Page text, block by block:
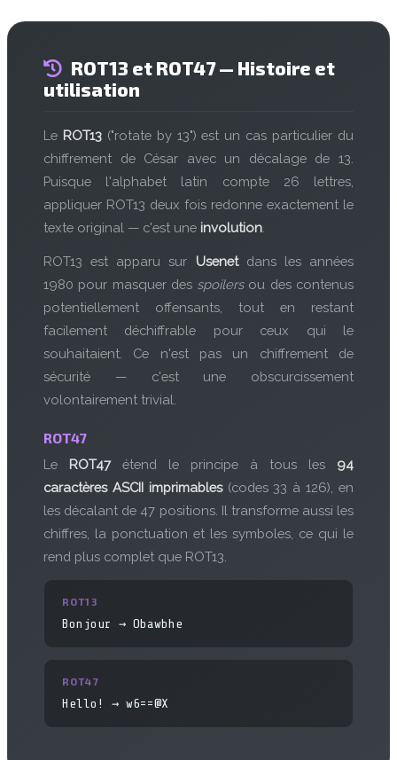
ROT13 et ROT47 — Histoire et
utilisation
Le ROT13("rotate by 13") est un cas particulier du
chiffrement de César avec un décalage de 13.
Puisque l'alphabet latin compte 26 lettres,
appliquer ROT13 deux fois redonne exactement le
texte original — c'est une involution
ROT13 est apparu sur Usenetdans les années
1980 pour masquer des spoilersou des contenus
potentiellement offensants, tout en restant
facilement déchiffrable pour ceux qui le
souhaitaient. Ce n'est pas un chiffrement de
sécurité — c'est une obscurcissement
volontairement trivial.
ROT47
Le ROT47étend le principe à tous les 94
caractères ASCII imprimables(codes 33 à 126), en
les décalant de 47 positions. Il transforme aussi les
chiffres, la ponctuation et les symboles, ce qui le
rend plus complet que ROT13.
ROT13
Bonjour → Obawbhe
ROT47
Hello! → w6==@X